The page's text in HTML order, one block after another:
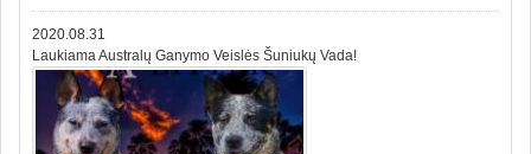
2020.08.31
Laukiama Australų Ganymo Veislės Šuniukų Vada!